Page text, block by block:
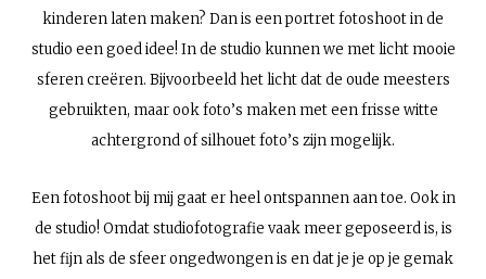
kinderen laten maken? Dan is een portret fotoshoot in de
studio een goed idee! In de studio kunnen we met licht mooie
sferen creëren. Bijvoorbeeld het licht dat de oude meesters
gebruikten, maar ook foto’s maken met een frisse witte
achtergrond of silhouet foto’s zijn mogelijk.
Een fotoshoot bij mij gaat er heel ontspannen aan toe. Ook in
de studio! Omdat studiofotografie vaak meer geposeerd is, is
het fijn als de sfeer ongedwongen is en dat je je op je gemak